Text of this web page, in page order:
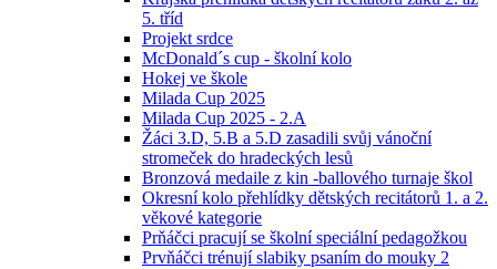
5. tříd
Projekt srdce
McDonald´s cup - školní kolo
Hokej ve škole
Milada Cup 2025
Milada Cup 2025 - 2.A
Žáci 3.D, 5.B a 5.D zasadili svůj vánoční
stromeček do hradeckých lesů
Bronzová medaile z kin -ballového turnaje škol
Okresní kolo přehlídky dětských recitátorů 1. a 2.
věkové kategorie
Prňáčci pracují se školní speciální pedagožkou
Prvňáčci trénují slabiky psaním do mouky 2